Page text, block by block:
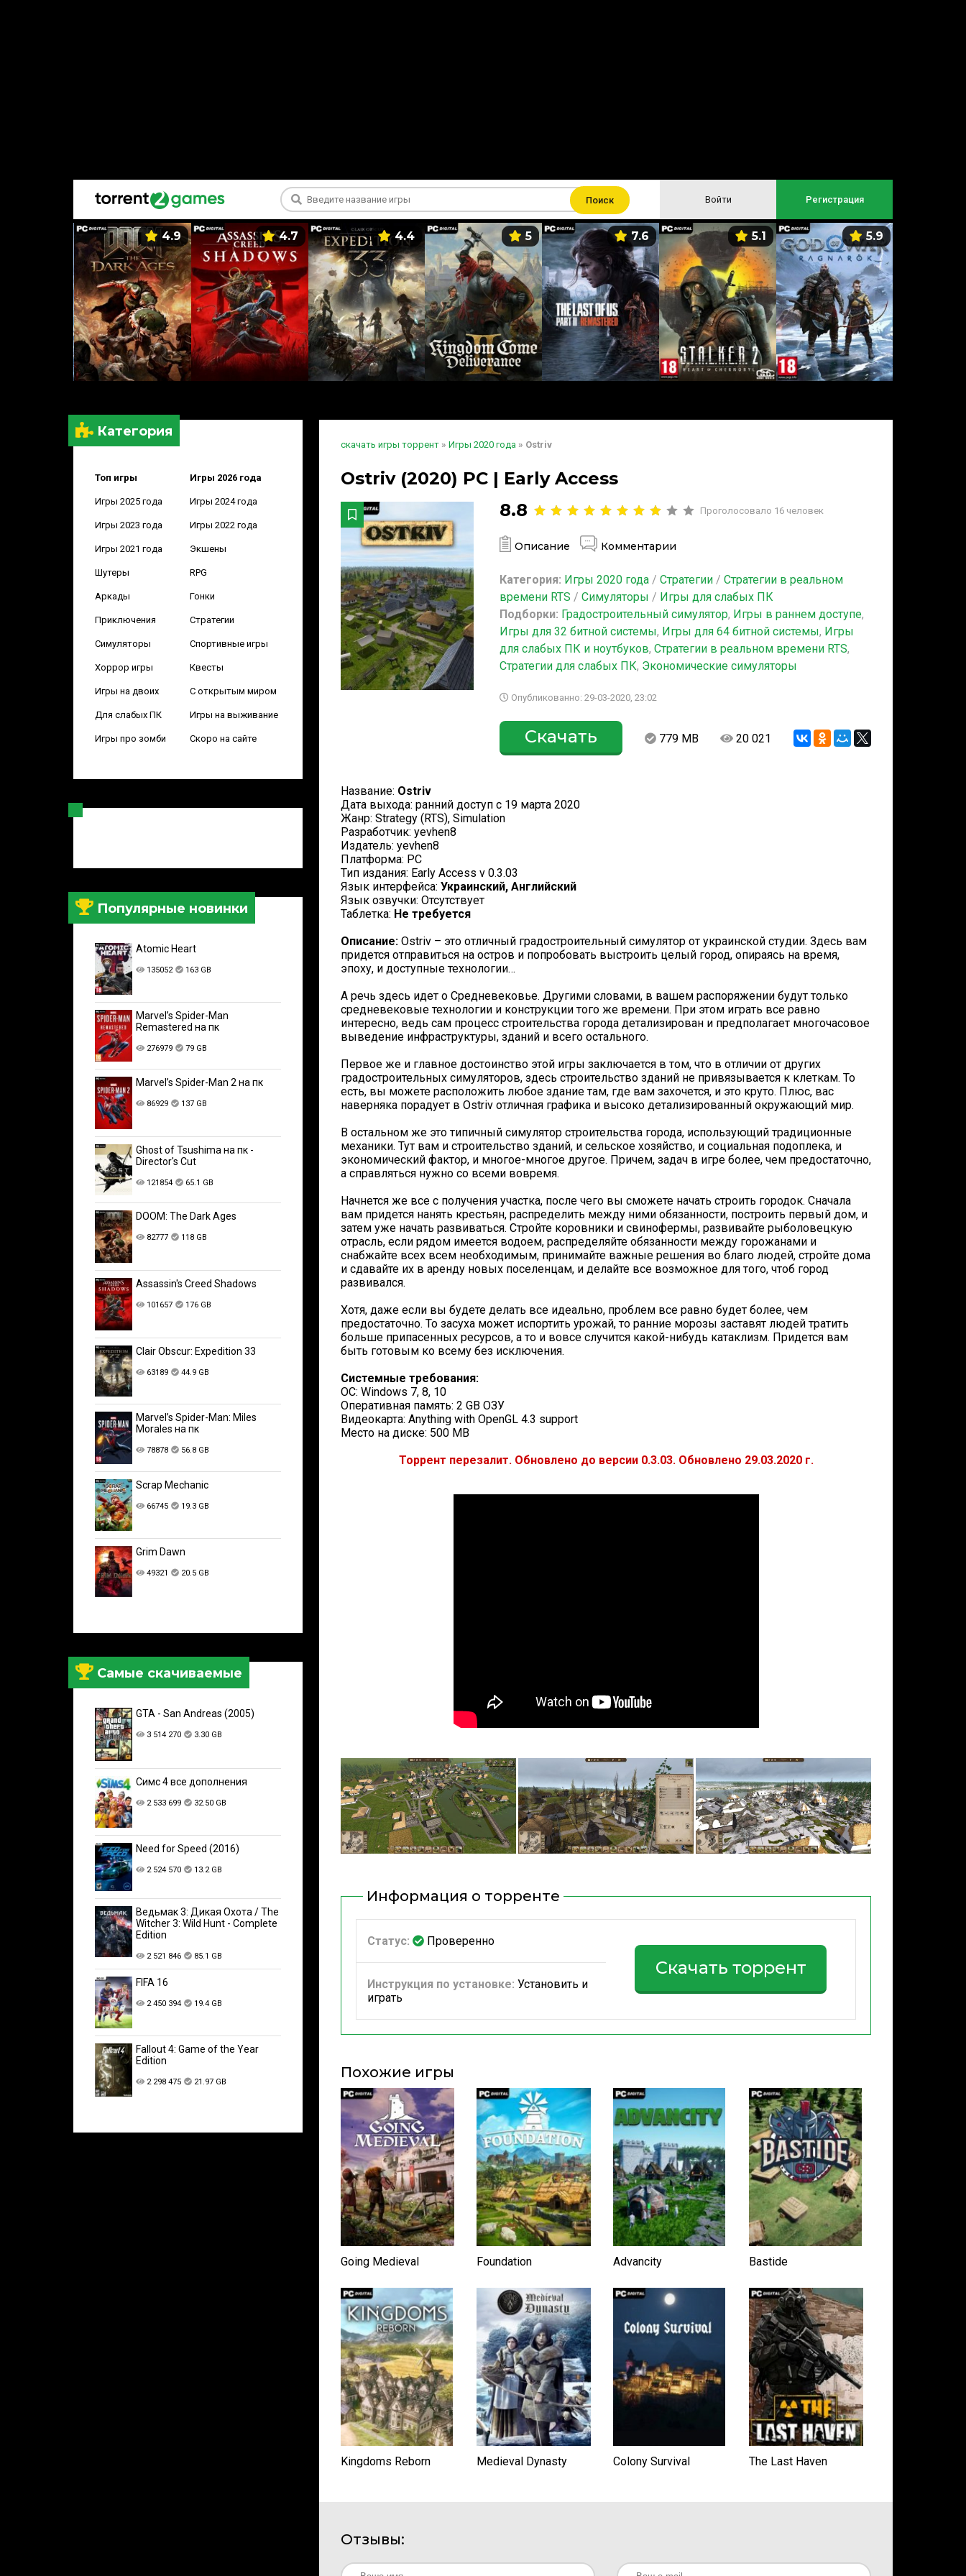
Поиск Войти Регистрация
4.9 4.7 4.4 5 7.6 5.1 5.9
Категория
Топ игры Игры 2026 года
Игры 2025 года Игры 2024 года
Игры 2023 года Игры 2022 года
Игры 2021 года Экшены
Шутеры RPG
Аркады Гонки
Приключения Стратегии
Симуляторы Спортивные игры
Хоррор игры Квесты
Игры на двоих С открытым миром
Для слабых ПК Игры на выживание
Игры про зомби Скоро на сайте
Популярные новинки
Atomic Heart
135052 163 GB
Marvel’s Spider-Man
Remastered на пк
276979 79 GB
Marvel’s Spider-Man 2 на пк
86929 137 GB
Ghost of Tsushima на пк -
Director's Cut
121854 65.1 GB
DOOM: The Dark Ages
82777 118 GB
Assassin's Creed Shadows
101657 176 GB
Clair Obscur: Expedition 33
63189 44.9 GB
Marvel’s Spider-Man: Miles
Morales на пк
78878 56.8 GB
Scrap Mechanic
66745 19.3 GB
Grim Dawn
49321 20.5 GB
Самые скачиваемые
GTA - San Andreas (2005)
3 514 270 3.30 GB
Симс 4 все дополнения
2 533 699 32.50 GB
Need for Speed (2016)
2 524 570 13.2 GB
Ведьмак 3: Дикая Охота / The
Witcher 3: Wild Hunt - Complete
Edition
2 521 846 85.1 GB
FIFA 16
2 450 394 19.4 GB
Fallout 4: Game of the Year
Edition
2 298 475 21.97 GB
скачать игры торрент » Игры 2020 года » Ostriv
Ostriv (2020) PC | Early Access
8.8
Проголосовало 16 человек
Описание Комментарии
Категория: Игры 2020 года /Стратегии /Стратегии в реальном
времени RTS /Симуляторы / Игры для слабых ПК
Подборки: Градостроительный симулятор, Игры в раннем доступе,
Игры для 32 битной системы, Игры для 64 битной системы, Игры
для слабых ПК и ноутбуков,Стратегии в реальном времени RTS,
Стратегии для слабых ПК, Экономические симуляторы
Опубликованно: 29-03-2020, 23:02
Скачать 779 MB 20 021
Название: Ostriv
Дата выхода: ранний доступ с 19 марта 2020
Жанр: Strategy (RTS), Simulation
Разработчик: yevhen8
Издатель: yevhen8
Платформа: PC
Тип издания: Early Access v 0.3.03
Язык интерфейса: Украинский, Английский
Язык озвучки: Отсутствует
Таблетка: Не требуется
Описание: Ostriv – это отличный градостроительный симулятор от украинской студии. Здесь вам
придется отправиться на остров и попробовать выстроить целый город, опираясь на время,
эпоху, и доступные технологии…
А речь здесь идет о Средневековье. Другими словами, в вашем распоряжении будут только
средневековые технологии и конструкции того же времени. При этом играть все равно
интересно, ведь сам процесс строительства города детализирован и предполагает многочасовое
выведение инфраструктуры, зданий и всего остального.
Первое же и главное достоинство этой игры заключается в том, что в отличии от других
градостроительных симуляторов, здесь строительство зданий не привязывается к клеткам. То
есть, вы можете расположить любое здание там, где вам захочется, и это круто. Плюс, вас
наверняка порадует в Ostriv отличная графика и высоко детализированный окружающий мир.
В остальном же это типичный симулятор строительства города, использующий традиционные
механики. Тут вам и строительство зданий, и сельское хозяйство, и социальная подоплека, и
экономический фактор, и многое-многое другое. Причем, задач в игре более, чем предостаточно,
а справляться нужно со всеми вовремя.
Начнется же все с получения участка, после чего вы сможете начать строить городок. Сначала
вам придется нанять крестьян, распределить между ними обязанности, построить первый дом, и
затем уже начать развиваться. Стройте коровники и свинофермы, развивайте рыболовецкую
отрасль, если рядом имеется водоем, распределяйте обязанности между горожанами и
снабжайте всех всем необходимым, принимайте важные решения во благо людей, стройте дома
и сдавайте их в аренду новых поселенцам, и делайте все возможное для того, чтоб город
развивался.
Хотя, даже если вы будете делать все идеально, проблем все равно будет более, чем
предостаточно. То засуха может испортить урожай, то ранние морозы заставят людей тратить
больше припасенных ресурсов, а то и вовсе случится какой-нибудь катаклизм. Придется вам
быть готовым ко всему без исключения.
Системные требования:
ОС: Windows 7, 8, 10
Оперативная память: 2 GB ОЗУ
Видеокарта: Anything with OpenGL 4.3 support
Место на диске: 500 MB
Торрент перезалит. Обновлено до версии 0.3.03. Обновлено 29.03.2020 г.
Информация о торренте
Статус: Проверенно
Инструкция по установке: Установить и
играть
Скачать торрент
Похожие игры
Going Medieval Foundation Advancity Bastide
Kingdoms Reborn Medieval Dynasty Colony Survival The Last Haven
Отзывы: